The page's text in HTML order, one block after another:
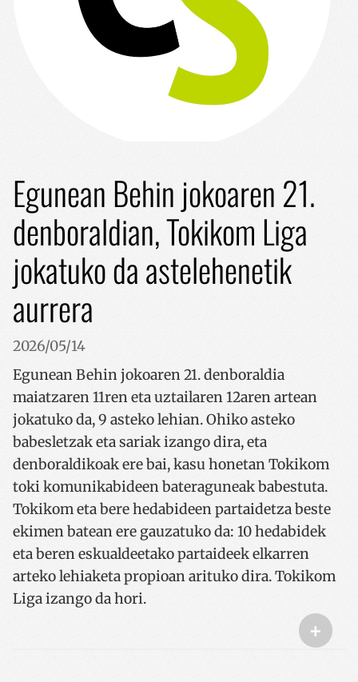
Egunean Behin jokoaren 21.
denboraldian, Tokikom Liga
jokatuko da astelehenetik
aurrera
2026/05/14
Egunean Behin jokoaren 21. denboraldia
maiatzaren 11ren eta uztailaren 12aren artean
jokatuko da, 9 asteko lehian. Ohiko asteko
babesletzak eta sariak izango dira, eta
denboraldikoak ere bai, kasu honetan Tokikom
toki komunikabideen bateraguneak babestuta.
Tokikom eta bere hedabideen partaidetza beste
ekimen batean ere gauzatuko da: 10 hedabidek
eta beren eskualdeetako partaideek elkarren
arteko lehiaketa propioan arituko dira. Tokikom
Liga izango da hori.
+